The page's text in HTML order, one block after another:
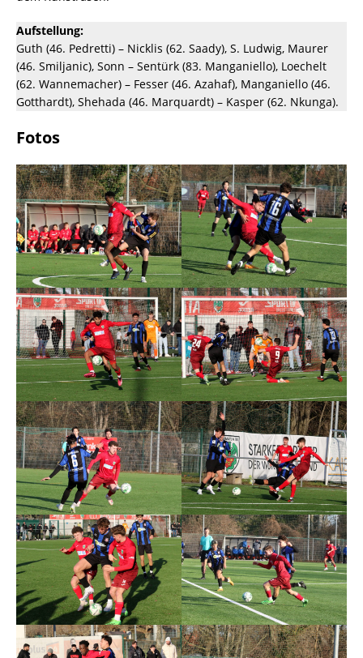
Aufstellung:
Guth (46. Pedretti) – Nicklis (62. Saady), S. Ludwig, Maurer
(46. Smiljanic), Sonn – Sentürk (83. Manganiello), Loechelt
(62. Wannemacher) – Fesser (46. Azahaf), Manganiello (46.
Gotthardt), Shehada (46. Marquardt) – Kasper (62. Nkunga).
Fotos